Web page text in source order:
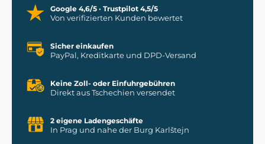
Google 4,6/5 · Trustpilot 4,5/5
Von verifizierten Kunden bewertet
Sicher einkaufen
PayPal, Kreditkarte und DPD-Versand
Keine Zoll- oder Einfuhrgebühren
Direkt aus Tschechien versendet
2 eigene Ladengeschäfte
In Prag und nahe der Burg Karlštejn